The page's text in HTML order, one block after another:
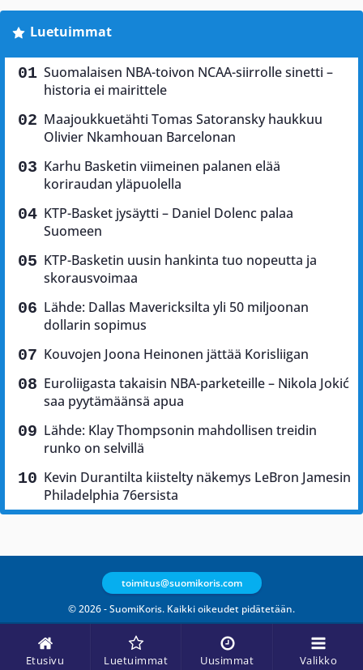
Etusivu Luetuimmat Uusimmat Valikko
Luetuimmat
Suomalaisen NBA-toivon NCAA-siirrolle sinetti –
historia ei mairittele
Maajoukkuetähti Tomas Satoransky haukkuu
Olivier Nkamhouan Barcelonan
Karhu Basketin viimeinen palanen elää
koriraudan yläpuolella
KTP-Basket jysäytti – Daniel Dolenc palaa
Suomeen
KTP-Basketin uusin hankinta tuo nopeutta ja
skorausvoimaa
Lähde: Dallas Mavericksilta yli 50 miljoonan
dollarin sopimus
Kouvojen Joona Heinonen jättää Korisliigan
Euroliigasta takaisin NBA-parketeille – Nikola Jokić
saa pyytämäänsä apua
Lähde: Klay Thompsonin mahdollisen treidin
runko on selvillä
Kevin Durantilta kiistelty näkemys LeBron Jamesin
Philadelphia 76ersista
© 2026 - SuomiKoris. Kaikki oikeudet pidätetään.
toimitus@suomikoris.com